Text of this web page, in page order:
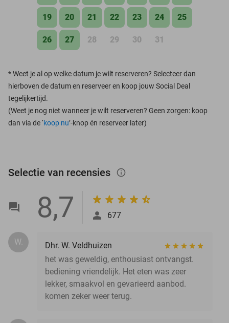
19 20 21 22 23 24 25
26 27 28 29 30 31
*Weet je al op welke datum je wilt reserveren? Selecteer dan
hierboven de datum en reserveer en koop jouw Social Deal
tegelijkertijd.
(Weet je nog niet wanneer je wilt reserveren? Geen zorgen: koop
dan via de ‘koop nu’-knop én reserveer later)
Selectie van recensies info_outlined
8,7 677
W.
Dhr. W. Veldhuizen
het was geweldig, enthousiast ontvangst.
bediening vriendelijk. Het eten was zeer
lekker, smaakvol en gevarieerd aanbod.
komen zeker weer terug.